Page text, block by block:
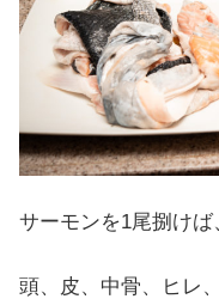
サーモンを1尾捌けば
頭、皮、中骨、ヒレ